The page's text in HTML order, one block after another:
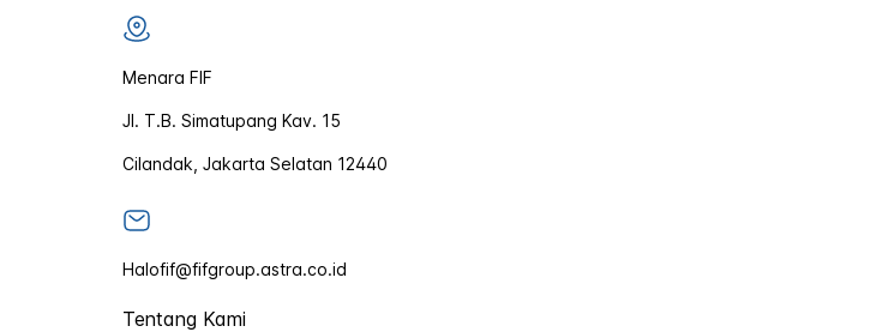
Menara FIF
Jl. T.B. Simatupang Kav. 15
Cilandak, Jakarta Selatan 12440
Halofif@fifgroup.astra.co.id
Tentang Kami